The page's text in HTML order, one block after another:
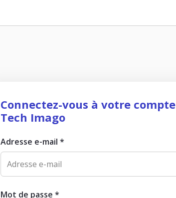
Connectez-vous à votre compte
Tech Imago
Adresse e-mail *
Mot de passe *